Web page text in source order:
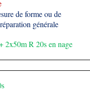
de forme ou de
générale
2x50m R 20s en nage